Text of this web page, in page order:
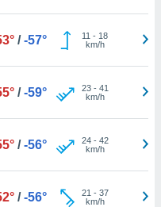
/ -57° 11 - 18
km/h
/ -59° 23 - 41
km/h
/ -56° 24 - 42
km/h
/ -56° 21 - 37
km/h